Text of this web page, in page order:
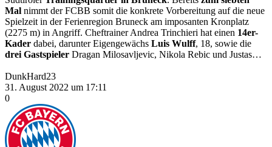
Mal nimmt der FCBB somit die konkrete Vorbereitung auf die neue
Spielzeit in der Ferienregion Bruneck am imposanten Kronplatz
(2275 m) in Angriff. Cheftrainer Andrea Trinchieri hat einen 14er-
Kader dabei, darunter Eigengewächs Luis Wulff, 18, sowie die
drei Gastspieler Dragan Milosavljevic, Nikola Rebic und Justas…
DunkHard23
31. August 2022 um 17:11
0